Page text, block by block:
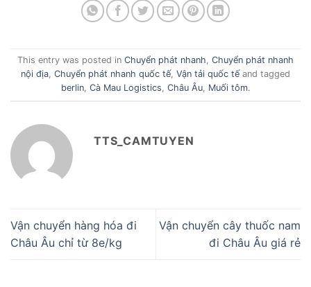
This entry was posted in Chuyển phát nhanh Chuyển phát nhanh
nội địa Chuyển phát nhanh quốc tế Vận tải quốc tế and tagged
berlin, Cà Mau Logistics Châu Âu, Muối tôm.
TTS_CAMTUYEN
Vận chuyển hàng hóa đi
Châu Âu chỉ từ 8e/kg
Vận chuyển cây thuốc nam
đi Châu Âu giá rẻ